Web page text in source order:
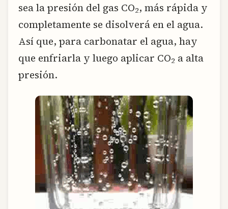
sea la presión del gas CO2, más rápida y
completamente se disolverá en el agua.
Así que, para carbonatar el agua, hay
que enfriarla y luego aplicar CO2 a alta
presión.